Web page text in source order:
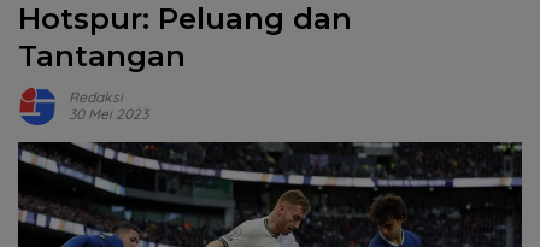
Hotspur: Peluang dan
Tantangan
Redaksi
30 Mei 2023